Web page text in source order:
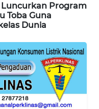
Luncurkan Program
Toba Guna
Dunia